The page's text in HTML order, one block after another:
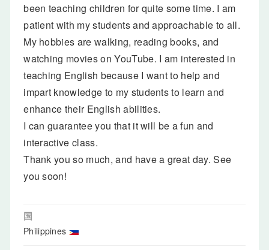
been teaching children for quite some time. I am
patient with my students and approachable to all.
My hobbies are walking, reading books, and
watching movies on YouTube. I am interested in
teaching English because I want to help and
impart knowledge to my students to learn and
enhance their English abilities.
I can guarantee you that it will be a fun and
interactive class.
Thank you so much, and have a great day. See
you soon!
国
Philippines